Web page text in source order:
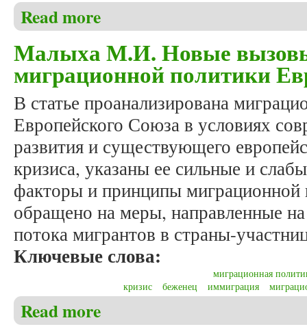
Read more
Малыха М.И. Новые
миграционной политики
В статье проанализирована
Европейского Союза в условиях
развития и существующего
кризиса, указаны ее сильные и
факторы и принципы
обращено на меры, направленные
потока мигрантов в страны-
Ключевые слова:
миграционная
кризис
беженец иммиграция
Read more